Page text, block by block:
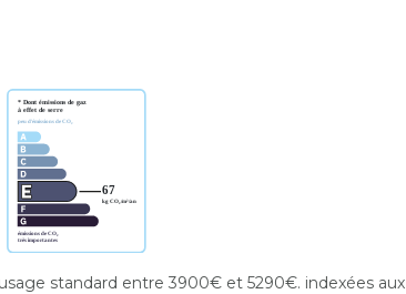
standard entre 3900€ et 5290€. indexées aux